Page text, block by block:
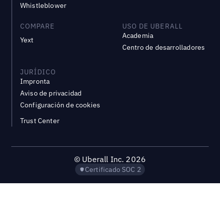
Whistleblower
COMPARE
Yext
USO DE UBERALL
Academia
Centro de desarrolladores
JURÍDICO
Impronta
Aviso de privacidad
Configuración de cookies
Trust Center
© Uberall Inc. 2026
Certificado SOC 2